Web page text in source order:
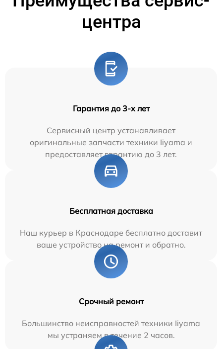
центра
Гарантия до 3-х лет
Сервисный центр устанавливает
оригинальные запчасти техники Iiyama и
предоставляет гарантию до 3 лет.
Бесплатная доставка
Наш курьер в Краснодаре бесплатно доставит
ваше устройство на ремонт и обратно.
Срочный ремонт
Большинство неисправностей техники Iiyama
мы устраняем в течение 2 часов.